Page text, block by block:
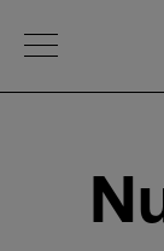
Open Menu